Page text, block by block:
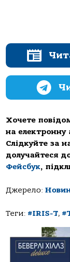
Хочете
на електронну
Слідкуйте за
долучайтеся
Фейсбук,
Джерело:
Теги: #IRIS-T,